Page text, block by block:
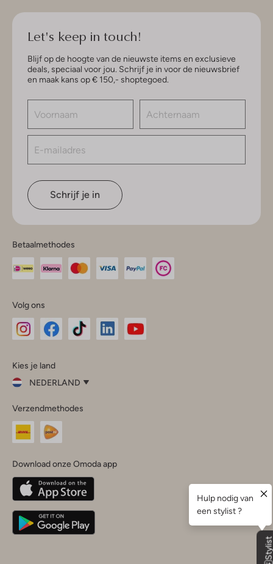
Let's keep in touch!
Blijf op de hoogte van de nieuwste items en exclusieve
deals, speciaal voor jou. Schrijf je in voor de nieuwsbrief
en maak kans op € 150,- shoptegoed.
Schrijf je in
Betaalmethodes
Volg ons
InstagramFacebook
Kies je land
NEDERLAND
je
land
Nederland
Belgique(Français)
Deutschland
Verzendmethodes
Download onze Omoda app